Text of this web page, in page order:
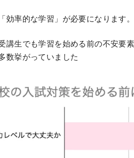
効率的な学習」が必要になります。
講生でも学習を始める前の不安要
数挙がっていました